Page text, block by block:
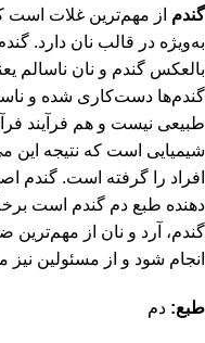
گندم از مهم‌ترین غلات است
به‌ویژه در قالب نان دارد.
بالعکس گندم و نان ناسالم
گندم‌ها دست‌کاری شده و
طبیعی نیست و هم فرآیند
شیمیایی است که نتیجه این
افراد را گرفته است.
دهنده طبع دم گندم است
گندم، آرد و نان از
انجام شود و از مسئولین نیز
طبع: دم